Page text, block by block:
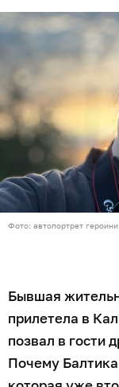
Фото: автопортрет героини
Бывшая
прилетела в
позвал в гости
Почему